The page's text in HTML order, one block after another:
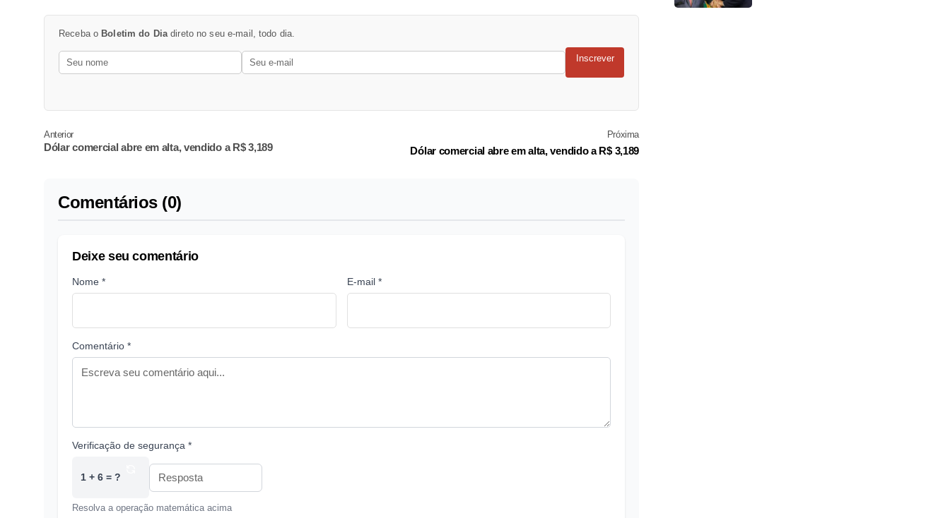
Receba o Boletim do Diadireto no seu e-mail, todo dia.
Inscrever
Anterior
Dólar comercial abre em alta, vendido a R$ 3,189
Próxima
Dólar comercial abre em alta, vendido a R$ 3,189
Comentários (0)
Deixe seu comentário
Nome * E-mail *
Comentário *
Verificação de segurança *
1 + 6 = ?
Resolva a operação matemática acima